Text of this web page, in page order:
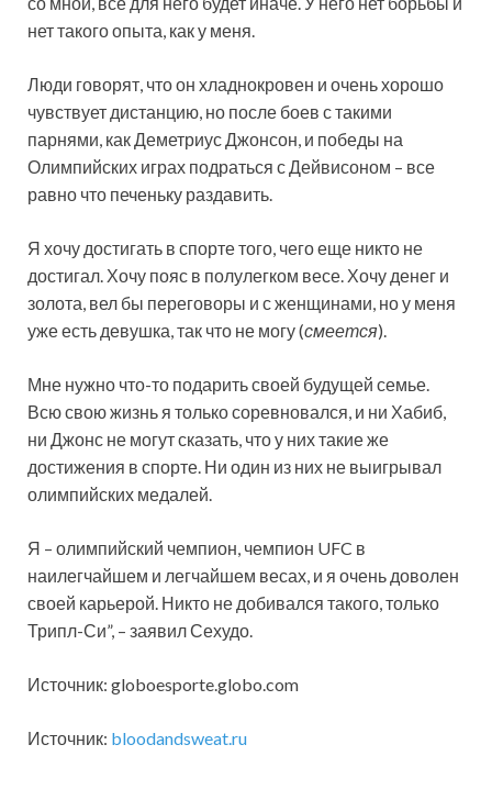
нет такого опыта, как у меня.
Люди говорят, что он хладнокровен и очень хорошо
чувствует дистанцию, но после боев с такими
парнями, как Деметриус Джонсон, и победы на
Олимпийских играх подраться с Дейвисоном – все
равно что печеньку раздавить.
Я хочу достигать в спорте того, чего еще никто не
достигал. Хочу пояс в полулегком весе. Хочу денег и
золота, вел бы переговоры и с женщинами, но у меня
уже есть девушка, так что не могу (смеется).
Мне нужно что-то подарить своей будущей семье.
Всю свою жизнь я только соревновался, и ни Хабиб,
ни Джонс не могут сказать, что у них такие же
достижения в спорте. Ни один из них не выигрывал
олимпийских медалей.
Я – олимпийский чемпион, чемпион UFC в
наилегчайшем и легчайшем весах, и я очень доволен
своей карьерой. Никто не добивался такого, только
Трипл-Си”, – заявил Сехудо.
Источник: globoesporte.globo.com
Источник: bloodandsweat.ru